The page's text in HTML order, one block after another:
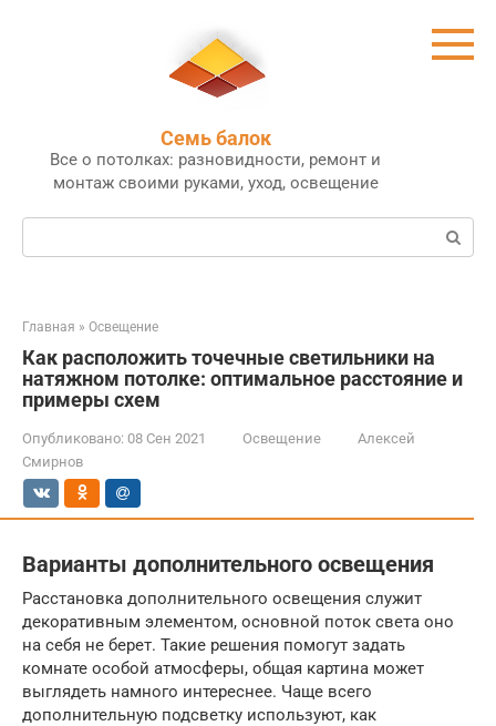
Семь балок
Все о потолках: разновидности, ремонт и
монтаж своими руками, уход, освещение
Поиск:
Главная » Освещение
Как расположить точечные светильники на
натяжном потолке: оптимальное расстояние и
примеры схем
Опубликовано: 08 Сен 2021 Освещение
Алексей
Смирнов
Варианты дополнительного освещения
Расстановка дополнительного освещения служит
декоративным элементом, основной поток света оно
на себя не берет. Такие решения помогут задать
комнате особой атмосферы, общая картина может
выглядеть намного интереснее. Чаще всего
дополнительную подсветку используют, как